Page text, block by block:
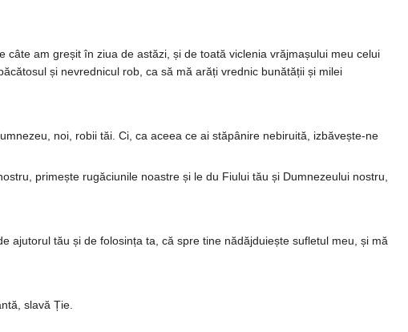
am gre­­șit în ziua de astăzi, și de toată vi­clenia vrăjma­șului meu celui
și ne­vred­­nicul rob, ca să mă arăți vred­nic bunătății și milei
noi, robii tăi. Ci, ca aceea ce ai stă­pânire nebi­ruită, izbăvește-ne
pri­meș­te ru­gă­ciunile noastre și le du Fiului tău și Dumnezeului nostru,
ajutorul tău și de folosința ta, că spre tine nă­dăj­duiește su­fletul meu, și mă
sla­vă Ție.